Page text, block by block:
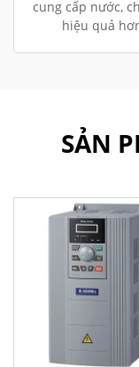
cung cấp nước,
hiệu quả
SẢN